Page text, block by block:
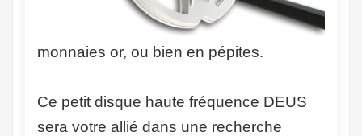
monnaies or, ou bien en pépites.
Ce petit disque haute fréquence DEUS
sera votre allié dans une recherche